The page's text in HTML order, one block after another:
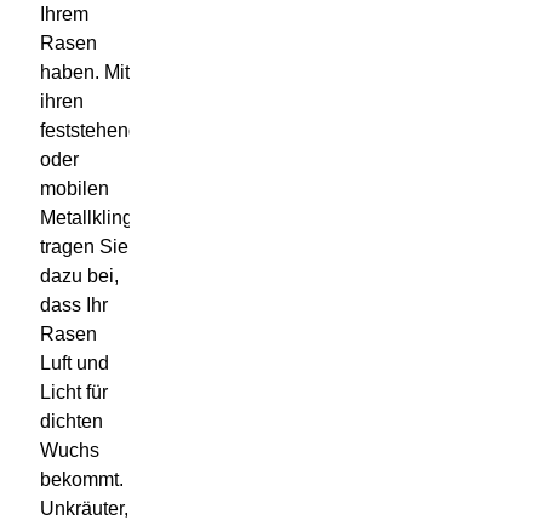
Ihrem
Rasen
haben. Mit
ihren
feststehenden
oder
mobilen
Metallklingen
tragen Sie
dazu bei,
dass Ihr
Rasen
Luft und
Licht für
dichten
Wuchs
bekommt.
Unkräuter,